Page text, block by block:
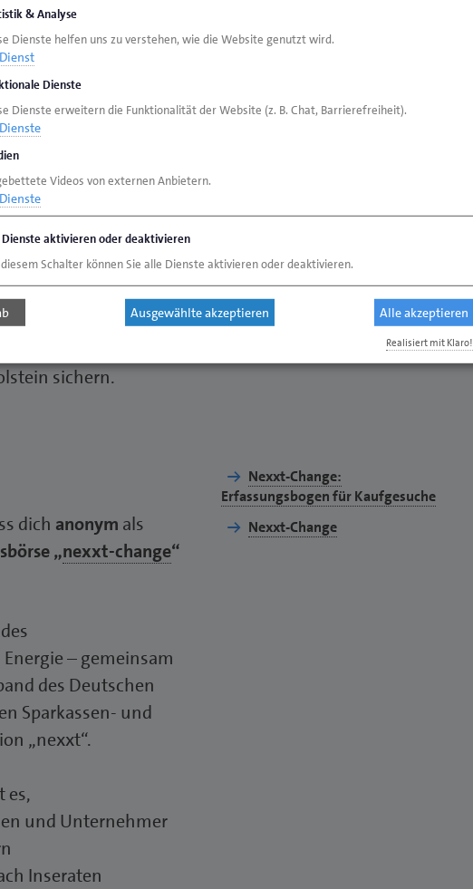
Ausgangslage. Etwa
den kommenden
für Dich die
Meisterclub
Dich dabei,
Mitarbeitenden,
zu
helfen bei
und schaffen
die gemeinsam die
sichern.
dich anonym als
„nexxt-change“
– gemeinsam
des Deutschen
Sparkassen- und
„nexxt“.
es,
und Unternehmer
Inseraten
Nexxt-Change:
Erfassungsbogen für Kaufgesuche
Nexxt-Change
& Analyse
Dienste helfen uns zu verstehen, wie die Website genutzt wird.
Dienst
Dienste
Dienste erweitern die Funktionalität der Website (z. B. Chat, Barrierefreiheit).
Dienste
Videos von externen Anbietern.
Dienste
Dienste aktivieren oder deaktivieren
Schalter können Sie alle Dienste aktivieren oder deaktivieren.
Ausgewählte akzeptieren Alle akzeptieren
Realisiert mit Klaro!